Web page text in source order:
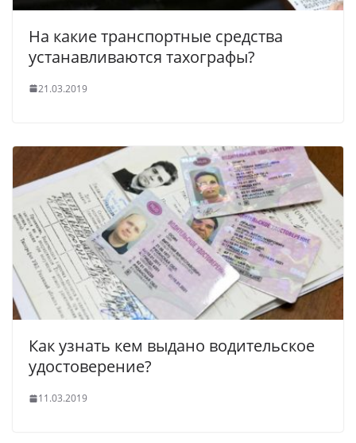
На какие транспортные средства
устанавливаются тахографы?
21.03.2019
Как узнать кем выдано водительское
удостоверение?
11.03.2019